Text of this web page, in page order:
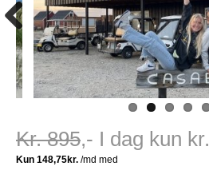
Kr. 895,- I dag kun kr.